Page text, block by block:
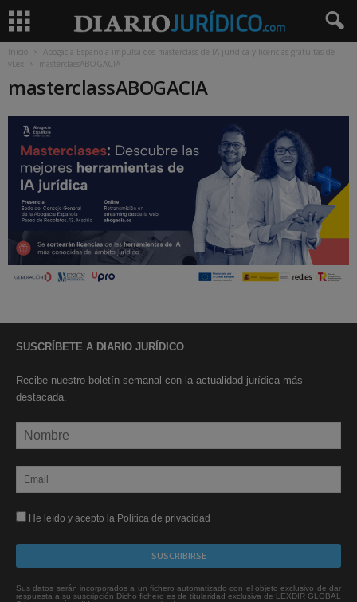
Inicio
Abogacía Española impulsa dos masterclass de IA jurídica y licencias gratuitas de
vLex
masterclassABOGACIA
masterclassABOGACIA
SUSCRÍBETE A DIARIO JURÍDICO
Recibe nuestro boletín semanal con la actualidad jurídica más
destacada.
He leído y acepto la Política de privacidad
Sus datos serán incorporados a un fichero automatizado con el objeto exclusivo de dar
respuesta a su suscripción Dicho fichero es de titularidad exclusiva de LEXDIR GLOBAL